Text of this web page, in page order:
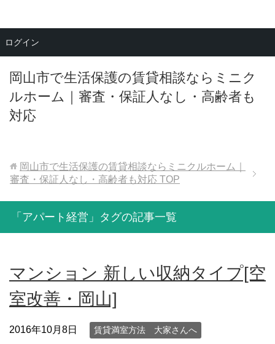
岡山市で生活保護の賃貸相談ならミニク
ルホーム｜審査・保証人なし・高齢者も
対応
メニュー
岡山市で生活保護の賃貸相談ならミニクルホーム｜
審査・保証人なし・高齢者も対応 TOP
「アパート経営」タグの記事一覧
マンション 新しい収納タイプ[空
室改善・岡山]
2016年10月8日 賃貸満室方法 大家さんへ
ログイン